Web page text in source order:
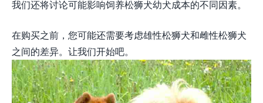
我们还将讨论可能影响饲养松狮犬幼犬成本的不同因素。
在购买之前，您可能还需要考虑雄性松狮犬和雌性松狮犬
之间的差异。让我们开始吧。